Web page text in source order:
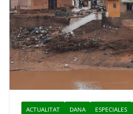
ACTUALITAT DANA ESPECIALES